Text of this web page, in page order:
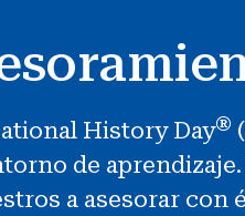
History Day®
de
a asesorar con